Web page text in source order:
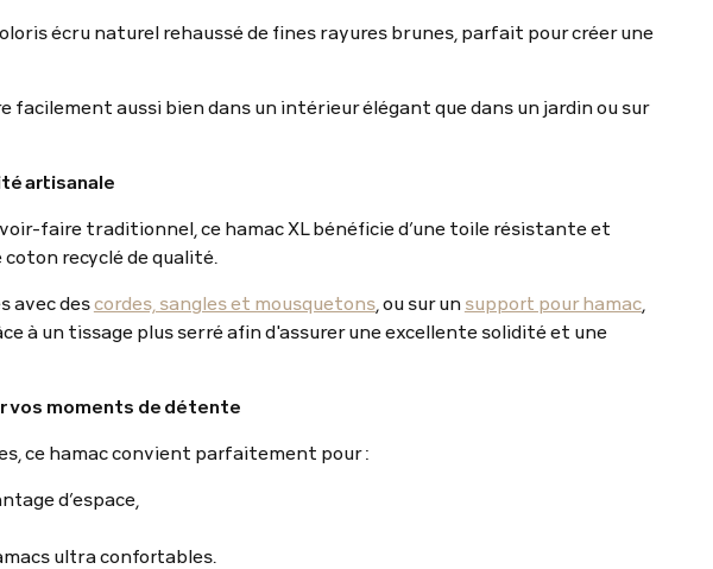
écru naturel rehaussé de fines rayures brunes, parfait pour créer une
facilement aussi bien dans un intérieur élégant que dans un jardin ou sur
artisanale
faire traditionnel, ce hamac XL bénéficie d’une toile résistante et
recyclé de qualité.
avec descordes, sangles et mousquetons, ou sur un support pour hamac,
à un tissage plus serré afin d'assurer une excellente solidité et une
vos moments de détente
ce hamac convient parfaitement pour :
d’espace,
ultra confortables.